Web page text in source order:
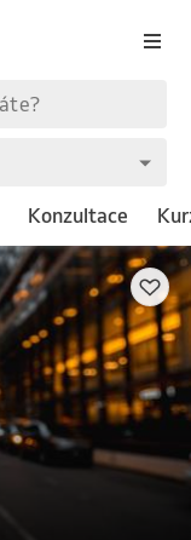
Konzultace